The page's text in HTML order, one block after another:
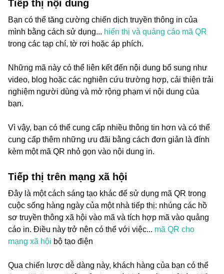
Tiếp thị nội dung
Bạn có thể tăng cường chiến dịch truyền thông in của
mình bằng cách sử dụng... hiển thị và quảng cáo mã QR
trong các tạp chí, tờ rơi hoặc áp phích.
Những mã này có thể liên kết đến nội dung bổ sung như
video, blog hoặc các nghiên cứu trường hợp, cải thiện trải
nghiệm người dùng và mở rộng phạm vi nội dung của
bạn.
Vì vậy, bạn có thể cung cấp nhiều thông tin hơn và có thể
cung cấp thêm những ưu đãi bằng cách đơn giản là đính
kèm một mã QR nhỏ gọn vào nội dung in.
Tiếp thị trên mạng xã hội
Đây là một cách sáng tạo khác để sử dụng mã QR trong
cuộc sống hàng ngày của một nhà tiếp thị: nhúng các hồ
sơ truyền thông xã hội vào mã và tích hợp mã vào quảng
cáo in. Điều này trở nên có thể với việc... mã QR cho
mạng xã hội bộ tạo điện
Qua chiến lược dễ dàng này, khách hàng của bạn có thể